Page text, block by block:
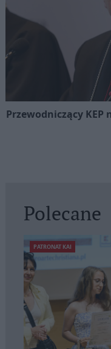
Przewodniczący
Polecane
PATRONAT KAI